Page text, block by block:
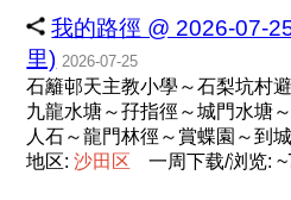
我的路徑 @ 2026-07-
里) 2026-07-25
石籬邨天主教小學～石梨坑村
九龍水塘～孖指徑～城門水塘
人石～龍門林徑～賞蝶園～到
地区:沙田 区 一周下载/浏览: